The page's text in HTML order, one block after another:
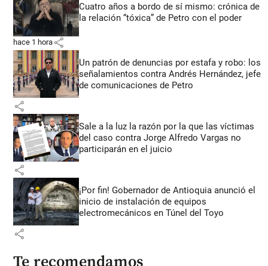
Cuatro años a bordo de sí mismo: crónica de
la relación “tóxica” de Petro con el poder
hace 1 hora share
Un patrón de denuncias por estafa y robo: los
señalamientos contra Andrés Hernández, jefe
de comunicaciones de Petro
share
Sale a la luz la razón por la que las víctimas
del caso contra Jorge Alfredo Vargas no
participarán en el juicio
share
¡Por fin! Gobernador de Antioquia anunció el
inicio de instalación de equipos
electromecánicos en Túnel del Toyo
share